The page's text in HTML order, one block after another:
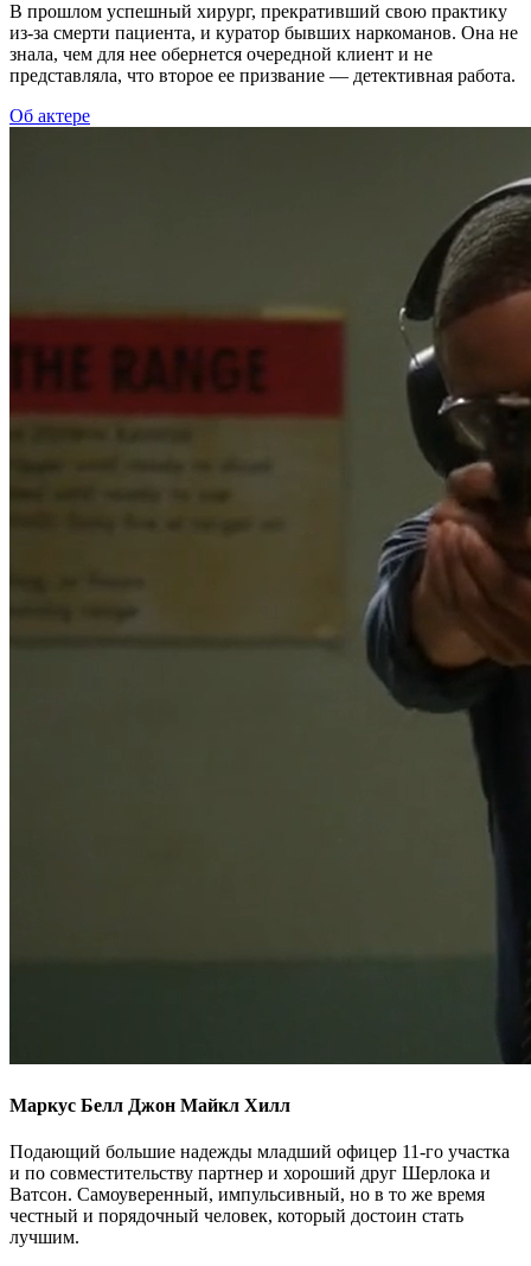
В прошлом успешный хирург, прекративший свою практику
из-за смерти пациента, и куратор бывших наркоманов. Она не
знала, чем для нее обернется очередной клиент и не
представляла, что второе ее призвание — детективная работа.
Об актере
Маркус Белл Джон Майкл Хилл
Подающий большие надежды младший офицер 11-го участка
и по совместительству партнер и хороший друг Шерлока и
Ватсон. Самоуверенный, импульсивный, но в то же время
честный и порядочный человек, который достоин стать
лучшим.